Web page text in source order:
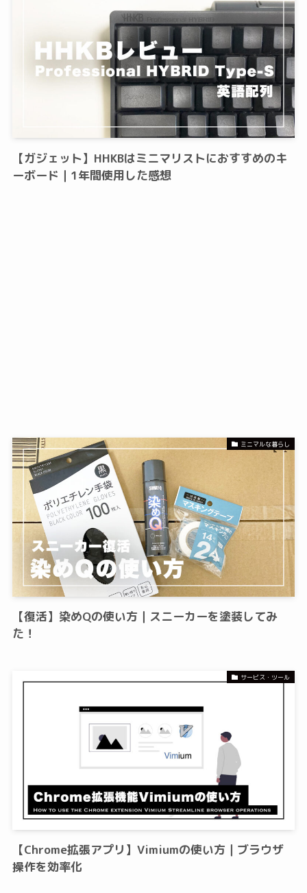
【ガジェット】HHKBはミニマリストにおすすめのキ
ーボード｜1年間使用した感想
ミニマルな暮らし
【復活】染めQの使い方｜スニーカーを塗装してみ
た！
サービス・ツール
【Chrome拡張アプリ】Vimiumの使い方｜ブラウザ
操作を効率化